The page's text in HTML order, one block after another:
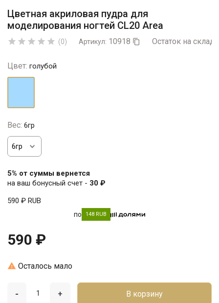
Цветная акриловая пудра для
моделирования ногтей CL20 Area
     (0) Артикул: 10918  Остаток на
Цвет: голубой
Вес: 6гр
5% от суммы вернется
на ваш бонусный счет - 30 ₽
590 ₽ RUB
по 148 RUB
590 ₽
 Осталось мало
- + В корзину